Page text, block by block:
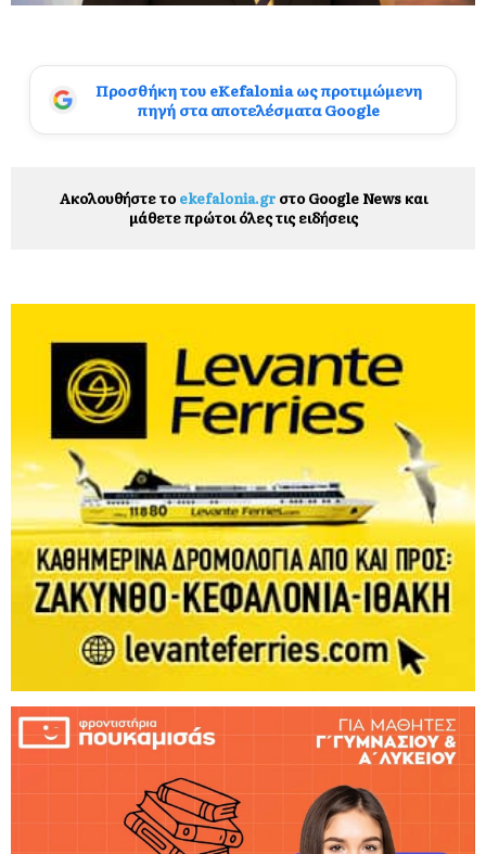
Προσθήκη του eKefalonia ως προτιμώμενη
πηγή στα αποτελέσματα Google
Ακολουθήστε το ekefalonia.grστο Google News και
μάθετε πρώτοι όλες τις ειδήσεις